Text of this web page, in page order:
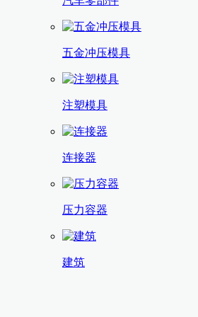
五金冲压模具
注塑模具
连接器
压力容器
建筑